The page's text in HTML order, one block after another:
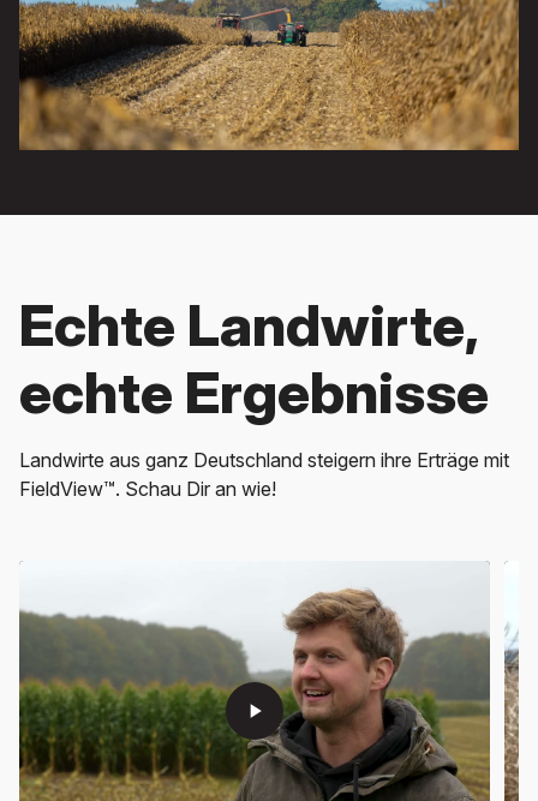
Echte Landwirte,
echte Ergebnisse
Landwirte aus ganz Deutschland steigern ihre Erträge mit
FieldView™. Schau Dir an wie!
play_arrow